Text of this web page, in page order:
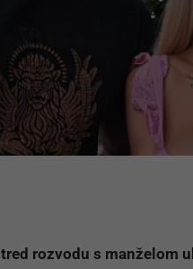
rozvodu s manželom